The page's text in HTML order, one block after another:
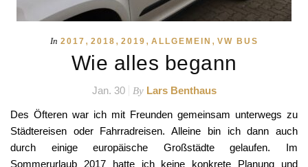
In 2017 , 2018 , 2019 , ALLGEMEIN , VW BUS
Wie alles begann
Jan. 30 By Lars Benthaus
Des Öfteren war ich mit Freunden gemeinsam unterwegs zu
Städtereisen oder Fahrradreisen. Alleine bin ich dann auch
durch einige europäische Großstädte gelaufen. Im
Sommerurlaub 2017 hatte ich keine konkrete Planung und